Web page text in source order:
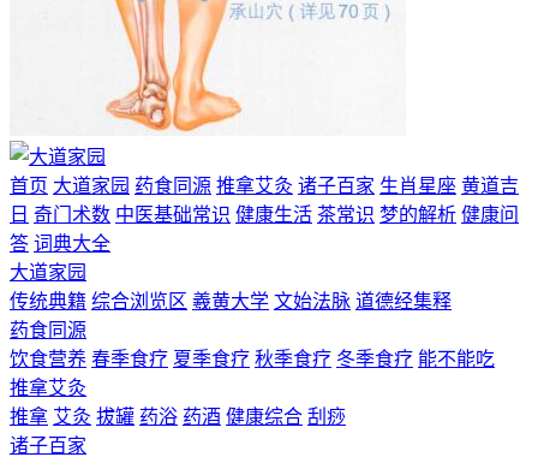
首页 大道家园 药食同源 推拿艾灸 诸子百家 生肖星座 黄道吉
日 奇门术数 中医基础常识 健康生活 茶常识 梦的解析 健康问
答 词典大全
大道家园
传统典籍 综合浏览区 羲黄大学 文始法脉 道德经集释
药食同源
饮食营养 春季食疗 夏季食疗 秋季食疗 冬季食疗 能不能吃
推拿艾灸
推拿 艾灸 拔罐 药浴 药酒 健康综合 刮痧
诸子百家